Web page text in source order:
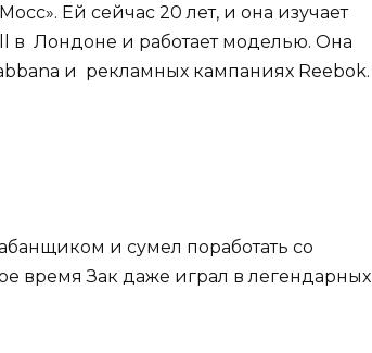
Ей сейчас 20 лет, и она изучает
в Лондоне и работает моделью. Она
и рекламных кампаниях Reebok.
и сумел поработать со
время Зак даже играл в легендарных